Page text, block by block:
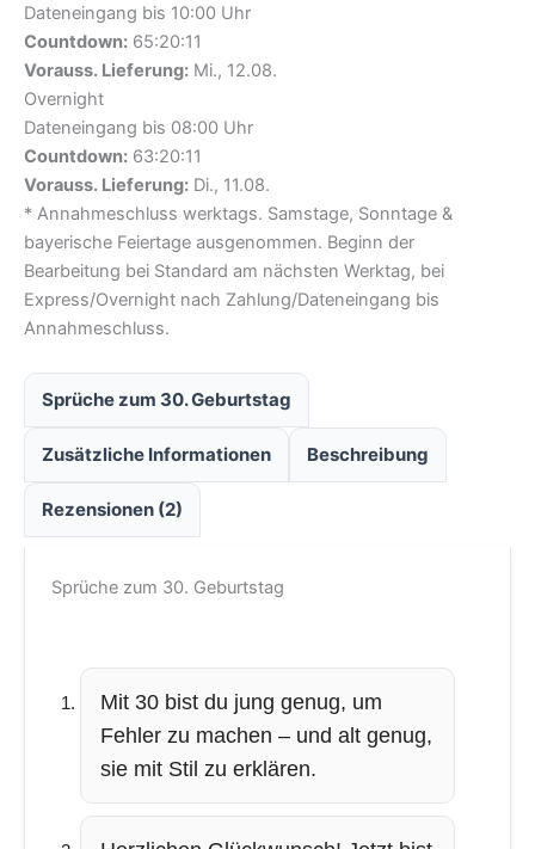
Dateneingang bis 10:00 Uhr
Countdown: 65:20:10
Vorauss. Lieferung: Mi., 12.08.
Overnight
Dateneingang bis 08:00 Uhr
Countdown: 63:20:10
Vorauss. Lieferung: Di., 11.08.
* Annahmeschluss werktags. Samstage, Sonntage &
bayerische Feiertage ausgenommen. Beginn der
Bearbeitung bei Standard am nächsten Werktag, bei
Express/Overnight nach Zahlung/Dateneingang bis
Annahmeschluss.
Sprüche zum 30. Geburtstag
Zusätzliche Informationen Beschreibung
Rezensionen (2)
Sprüche zum 30. Geburtstag
Mit 30 bist du jung genug, um
Fehler zu machen – und alt genug,
sie mit Stil zu erklären.